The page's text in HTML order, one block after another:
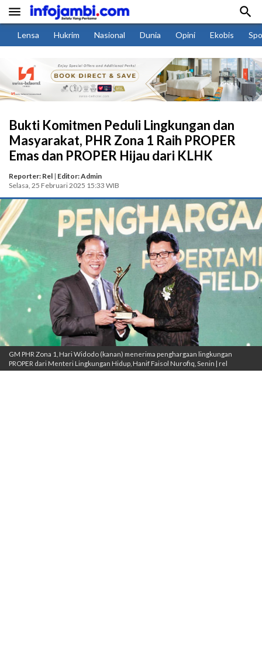
 
Lensa Hukrim Nasional Dunia Opini Ekobis
Bukti Komitmen Peduli Lingkungan dan
Masyarakat, PHR Zona 1 Raih PROPER
Emas dan PROPER Hijau dari KLHK
Reporter: Rel | Editor: Admin
Selasa, 25 Februari 2025 15:33 WIB
GM PHR Zona 1, Hari Widodo (kanan) menerima penghargaan lingkungan
PROPER dari Menteri Lingkungan Hidup, Hanif Faisol Nurofiq, Senin | rel